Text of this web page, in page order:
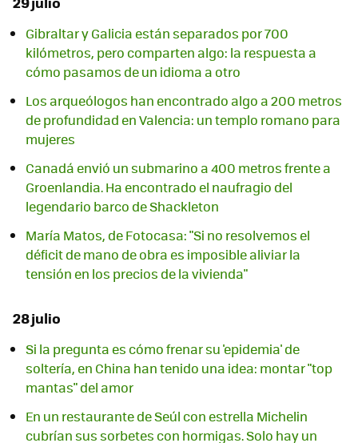
Gibraltar y Galicia están separados por 700
kilómetros, pero comparten algo: la respuesta a
cómo pasamos de un idioma a otro
Los arqueólogos han encontrado algo a 200 metros
de profundidad en Valencia: un templo romano para
mujeres
Canadá envió un submarino a 400 metros frente a
Groenlandia. Ha encontrado el naufragio del
legendario barco de Shackleton
María Matos, de Fotocasa: "Si no resolvemos el
déficit de mano de obra es imposible aliviar la
tensión en los precios de la vivienda"
28 julio
Si la pregunta es cómo frenar su 'epidemia' de
soltería, en China han tenido una idea: montar "top
mantas" del amor
En un restaurante de Seúl con estrella Michelin
cubrían sus sorbetes con hormigas. Solo hay un